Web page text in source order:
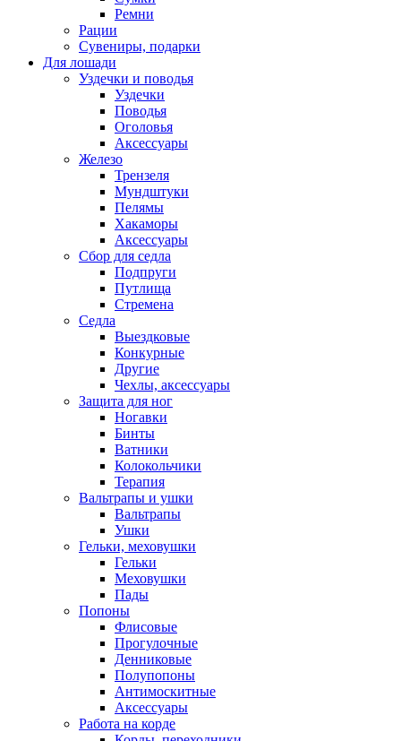
Ремни
Рации
Сувениры, подарки
Для лошади
Уздечки и поводья
Уздечки
Поводья
Оголовья
Аксессуары
Железо
Трензеля
Мундштуки
Пелямы
Хакаморы
Аксессуары
Сбор для седла
Подпруги
Путлища
Стремена
Седла
Выездковые
Конкурные
Другие
Чехлы, аксессуары
Защита для ног
Ногавки
Бинты
Ватники
Колокольчики
Терапия
Вальтрапы и ушки
Вальтрапы
Ушки
Гельки, меховушки
Гельки
Меховушки
Пады
Попоны
Флисовые
Прогулочные
Денниковые
Полупопоны
Антимоскитные
Аксессуары
Работа на корде